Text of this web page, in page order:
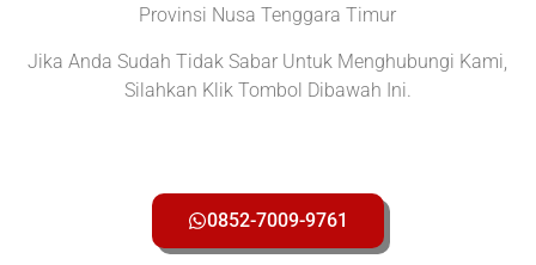
Provinsi Nusa Tenggara Timur
Jika Anda Sudah Tidak Sabar Untuk Menghubungi Kami,
Silahkan Klik Tombol Dibawah Ini.
0852-7009-9761